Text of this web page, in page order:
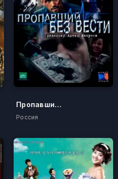
Пропавший без вести
Россия